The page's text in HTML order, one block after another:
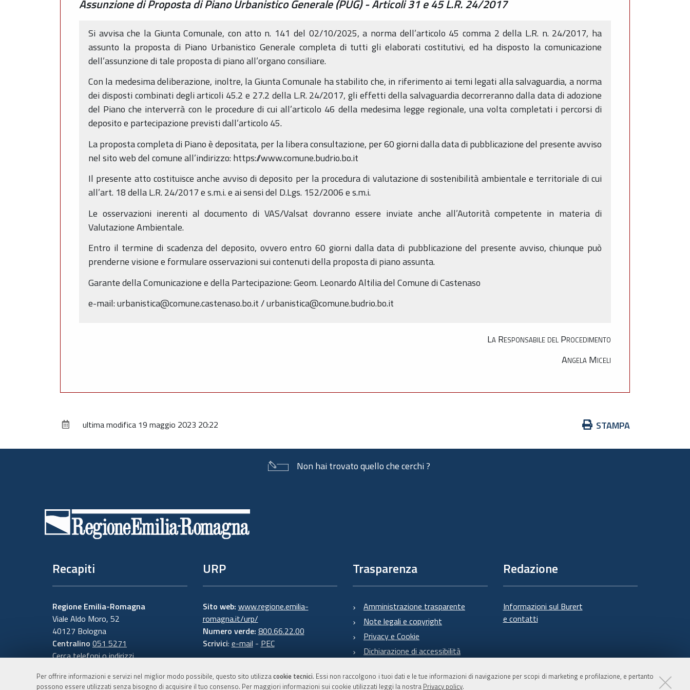
Per offrire informazioni e servizi nel miglior modo possibile, questo sito utilizzacookie tecnici. Essi non raccolgono i tuoi dati e le tue informazioni di navigazione per scopi di marketing e profilazione, e pertanto
possono essere utilizzati senza bisogno di acquisire il tuo consenso. Per maggiori informazioni sui cookie utilizzati leggi la nostra Privacy policy.
Assunzione di Proposta di Piano Urbanistico Generale (PUG) - Articoli 31 e 45 L.R. 24/2017
Si avvisa che la Giunta Comunale, con atto n. 141 del 02/10/2025, a norma dell’articolo 45 comma 2 della L.R. n. 24/2017, ha
assunto la proposta di Piano Urbanistico Generale completa di tutti gli elaborati costitutivi, ed ha disposto la comunicazione
dell’assunzione di tale proposta di piano all’organo consiliare.
Con la medesima deliberazione, inoltre, la Giunta Comunale ha stabilito che, in riferimento ai temi legati alla salvaguardia, a norma
dei disposti combinati degli articoli 45.2 e 27.2 della L.R. 24/2017, gli effetti della salvaguardia decorreranno dalla data di adozione
del Piano che interverrà con le procedure di cui all’articolo 46 della medesima legge regionale, una volta completati i percorsi di
deposito e partecipazione previsti dall’articolo 45.
La proposta completa di Piano è depositata, per la libera consultazione, per 60 giorni dalla data di pubblicazione del presente avviso
nel sito web del comune all’indirizzo: https://www.comune.budrio.bo.it
Il presente atto costituisce anche avviso di deposito per la procedura di valutazione di sostenibilità ambientale e territoriale di cui
all’art. 18 della L.R. 24/2017 e s.m.i. e ai sensi del D.Lgs. 152/2006 e s.m.i.
Le osservazioni inerenti al documento di VAS/Valsat dovranno essere inviate anche all’Autorità competente in materia di
Valutazione Ambientale.
Entro il termine di scadenza del deposito, ovvero entro 60 giorni dalla data di pubblicazione del presente avviso, chiunque può
prenderne visione e formulare osservazioni sui contenuti della proposta di piano assunta.
Garante della Comunicazione e della Partecipazione: Geom. Leonardo Altilia del Comune di Castenaso
e-mail: urbanistica@comune.castenaso.bo.it / urbanistica@comune.budrio.bo.it
La Responsabile del Procedimento
Angela Miceli
Azioni
documento
STAMPA
ultima modifica 19 maggio 2023 20:22
Non hai trovato quello che cerchi ?
Recapiti
Regione Emilia-Romagna
Viale Aldo Moro, 52
40127 Bologna
Centralino 051 5271
Cerca telefoni o indirizzi
URP
Sito web: www.regione.emilia-
romagna.it/urp/
Numero verde: 800.66.22.00
Scrivici: e-mail - PEC
Trasparenza
Amministrazione trasparente
Note legali e copyright
Privacy e Cookie
Dichiarazione di accessibilità
Redazione
Informazioni sul Burert
e contatti